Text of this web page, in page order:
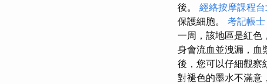
後。 經絡按摩課程
保護細胞。 考記帳士
一周，該地區是紅色
身會流血並洩漏，血
後，您可以仔細觀察
對褪色的墨水不滿意